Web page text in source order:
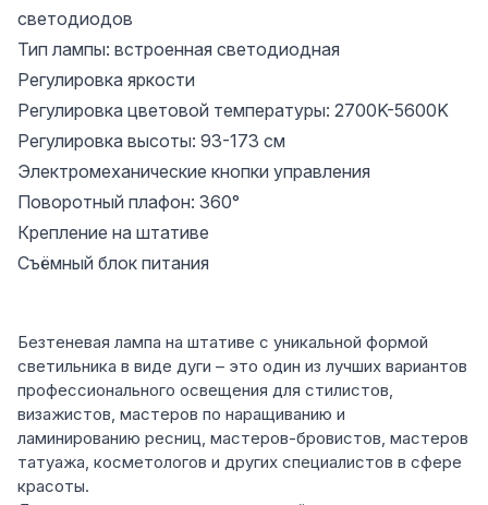
светодиодов
Тип лампы: встроенная светодиодная
Регулировка яркости
Регулировка цветовой температуры: 2700K-5600K
Регулировка высоты: 93-173 см
Электромеханические кнопки управления
Поворотный плафон: 360°
Крепление на штативе
Съёмный блок питания
Безтеневая лампа на штативе с уникальной формой
светильника в виде дуги – это один из лучших вариантов
профессионального освещения для стилистов,
визажистов, мастеров по наращиванию и
ламинированию ресниц, мастеров-бровистов, мастеров
татуажа, косметологов и других специалистов в сфере
красоты.